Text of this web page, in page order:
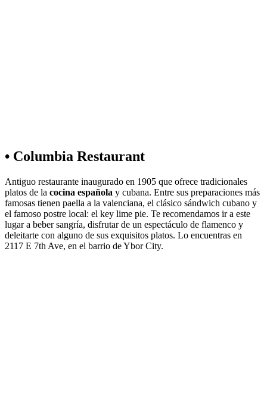
• Columbia Restaurant
Antiguo restaurante inaugurado en 1905 que ofrece tradicionales
platos de la cocina española y cubana. Entre sus preparaciones más
famosas tienen paella a la valenciana, el clásico sándwich cubano y
el famoso postre local: el key lime pie. Te recomendamos ir a este
lugar a beber sangría, disfrutar de un espectáculo de flamenco y
deleitarte con alguno de sus exquisitos platos. Lo encuentras en
2117 E 7th Ave, en el barrio de Ybor City.